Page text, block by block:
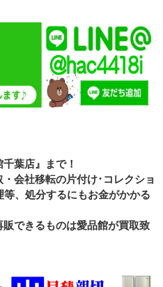
葉店』まで！
会社移転の片付け･コレクショ
、処分するにもお金がかかる
できるものは愛品館が買取致